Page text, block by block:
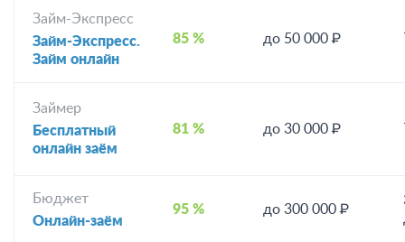
Займ-Экспресс
Займ-Экспресс.
Займ онлайн
85 % до 50 000 ₽
Займер
Бесплатный
онлайн заём
81 % до 30 000 ₽
Бюджет
Онлайн-заём
95 % до 300 000 ₽